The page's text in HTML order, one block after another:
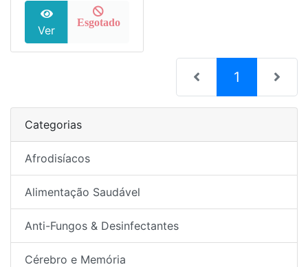
Ver
Esgotado
1 (current)
Categorias
Afrodisíacos
Alimentação Saudável
Anti-Fungos & Desinfectantes
Cérebro e Memória